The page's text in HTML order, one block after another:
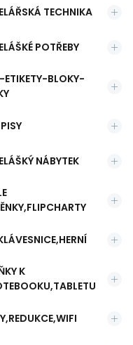
TECHNIKA
POTŘEBY
ETIKETY-BLOKY-
NÁBYTEK
K